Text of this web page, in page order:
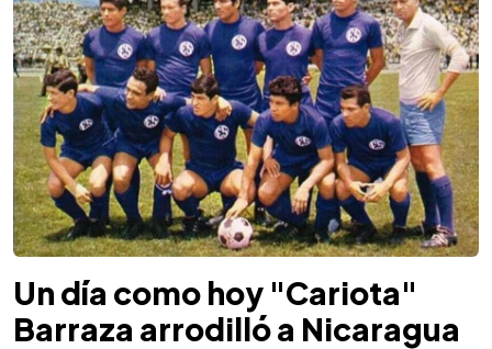
Un día como hoy "Cariota"
Barraza arrodilló a Nicaragua